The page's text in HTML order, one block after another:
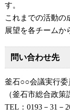
す。
これまでの活動の
展望を各チームか
問い合わせ先
釜石○○会議実行委
（釜石市総合政策
TEL：0193－31－